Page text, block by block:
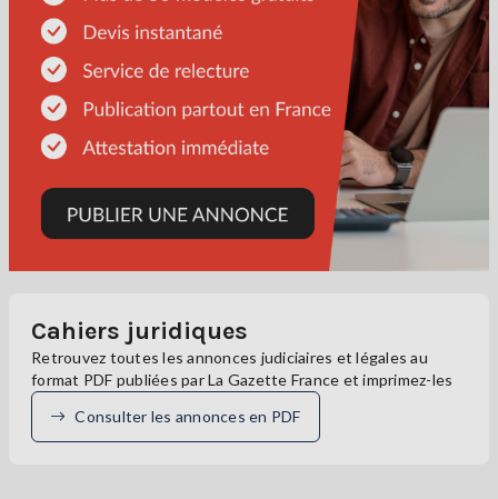
Cahiers juridiques
Retrouvez toutes les annonces judiciaires et légales au
format PDF publiées par La Gazette France et imprimez-les
Consulter les annonces en PDF